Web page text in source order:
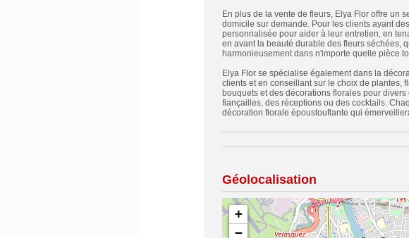
En plus de la vente de fleurs, Elya Flor offre un
domicile sur demande. Pour les clients ayant
personnalisée pour aider à leur entretien, en
en avant la beauté durable des fleurs séchées,
harmonieusement dans n'importe quelle pièce
Elya Flor se spécialise également dans la
clients et en conseillant sur le choix de plantes,
bouquets et des décorations florales pour
fiançailles, des réceptions ou des cocktails.
décoration florale époustouflante qui
Géolocalisation
+
−